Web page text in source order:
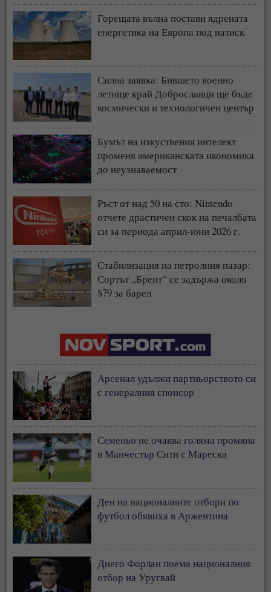
Горещата вълна постави ядрената
енергетика на Европа под натиск
Силна заявка: Бившето военно
летище край Доброславци ще бъде
космически и технологичен център
(СНИМКИ + ВИДЕО)
Бумът на изкуствения интелект
променя американската икономика
до неузнаваемост
Ръст от над 50 на сто: Nintendo
отчете драстичен скок на печалбата
си за периода април-юни 2026 г.
Стабилизация на петролния пазар:
Сортът „Брент“ се задържа около
$79 за барел
Арсенал удължи партньорството си
с генералния спонсор
Семеньо не очаква голяма промяна
в Манчестър Сити с Мареска
Ден на националните отбори по
футбол обявиха в Аржентина
Диего Форлан поема националния
отбор на Уругвай